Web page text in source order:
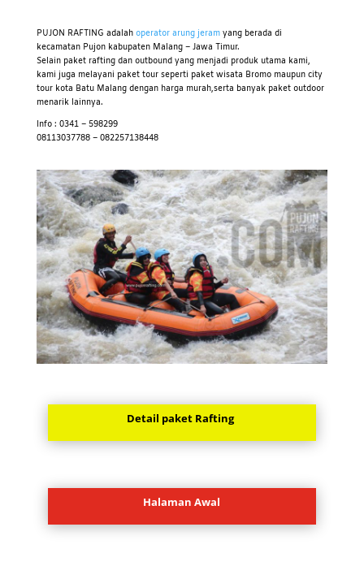
PUJON RAFTING adalah operator arung jeramyang berada di
kecamatan Pujon kabupaten Malang – Jawa Timur.
Selain paket rafting dan outbound yang menjadi produk utama kami,
kami juga melayani paket tour seperti paket wisata Bromo maupun city
tour kota Batu Malang dengan harga murah,serta banyak paket outdoor
menarik lainnya.
Info : 0341 – 598299
08113037788 – 082257138448
Detail paket Rafting
Halaman Awal